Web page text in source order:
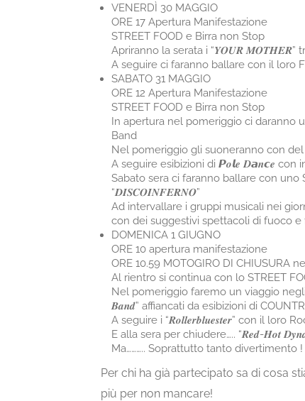
VENERDÌ 30 MAGGIO
ORE 17 Apertura Manifestazione
STREET FOOD e Birra non Stop
Apriranno la serata i “𝒀𝑶𝑼𝑹 𝑴𝑶𝑻𝑯𝑬𝑹”
A seguire ci faranno ballare con il loro
SABATO 31 MAGGIO
ORE 12 Apertura Manifestazione
STREET FOOD e Birra non Stop
In apertura nel pomeriggio ci daranno
Band
Nel pomeriggio gli suoneranno con
A seguire esibizioni di 𝙋𝒐𝙡𝒆 𝑫𝙖𝒏𝙘𝒆 con
Sabato sera ci faranno ballare con uno
“𝑫𝑰𝑺𝑪𝑶𝑰𝑵𝑭𝑬𝑹𝑵𝑶”
Ad intervallare i gruppi musicali nei
con dei suggestivi spettacoli di fuoco e
DOMENICA 1 GIUGNO
ORE 10 apertura manifestazione
ORE 10.59 MOTOGIRO DI CHIUSURA
Al rientro si continua con lo STREET
Nel pomeriggio faremo un viaggio
𝑩𝒂𝒏𝒅” affiancati da esibizioni di
A seguire i “𝑹𝒐𝒍𝒍𝒆𝒓𝒃𝒍𝒖𝒆𝒔𝒕𝒆𝒓” con il loro
E alla sera per chiudere….. “𝑹𝒆𝒅-𝑯𝒐𝒕
Ma……….. Soprattutto tanto divertimento !
Per chi ha già partecipato sa di cosa
più per non mancare!